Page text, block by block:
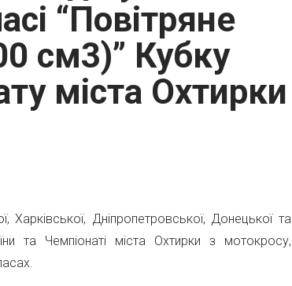
“Повітряне
см3)” Кубку
міста Охтирки
Харківської, Дніпропетровської, Донецької та
та Чемпіонаті міста Охтирки з мотокросу,